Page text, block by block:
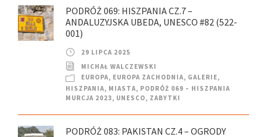
PODRÓŻ 069: HISZPANIA CZ.7 –
ANDALUZYJSKA UBEDA, UNESCO #82 (522-
001)
29 LIPCA 2025
MICHAŁ WALCZEWSKI
EUROPA, EUROPA ZACHODNIA, GALERIE,
HISZPANIA, MIASTA, PODRÓŻ 069 – HISZPANIA
MURCJA 2023, UNESCO, ZABYTKI
PODRÓŻ 083: PAKISTAN CZ.4 – OGRODY